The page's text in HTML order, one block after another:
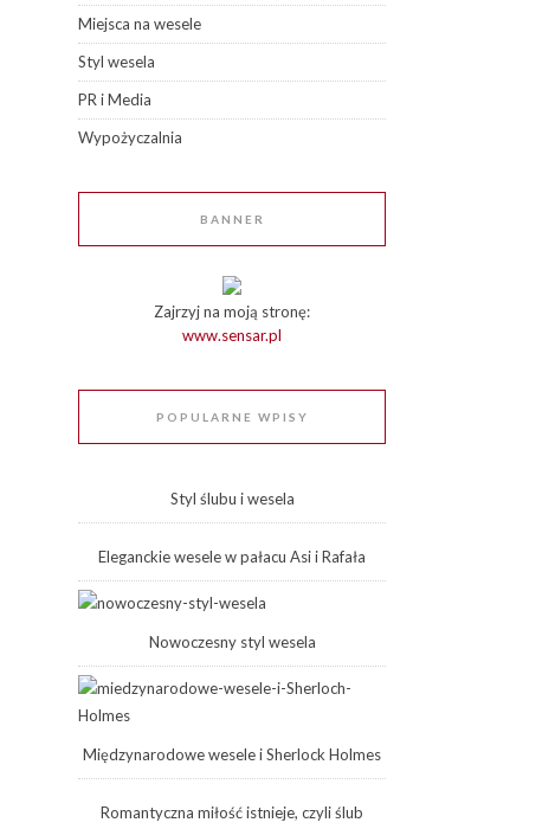
Miejsca na wesele
Styl wesela
PR i Media
Wypożyczalnia
BANNER
Zajrzyj na moją stronę:
www.sensar.pl
POPULARNE WPISY
Styl ślubu i wesela
Eleganckie wesele w pałacu Asi i Rafała
Nowoczesny styl wesela
Międzynarodowe wesele i Sherlock Holmes
Romantyczna miłość istnieje, czyli ślub